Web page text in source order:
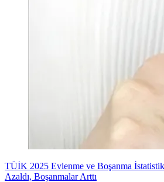
TÜİK 2025 Evlenme ve Boşanma
Azaldı, Boşanmalar Arttı